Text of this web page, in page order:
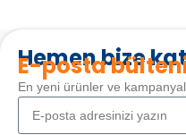
Hemen bize
E-posta
En yeni ürünler ve